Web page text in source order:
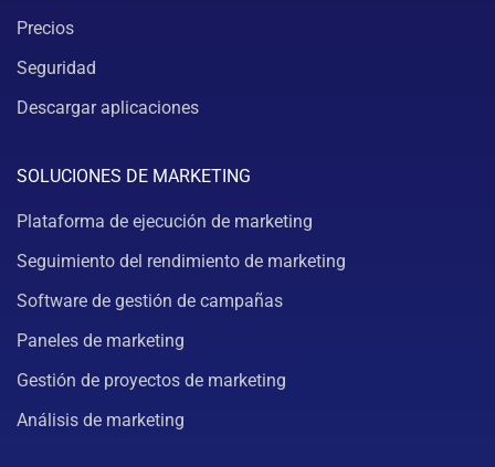
Precios
Seguridad
Descargar aplicaciones
SOLUCIONES DE MARKETING
Plataforma de ejecución de marketing
Seguimiento del rendimiento de marketing
Software de gestión de campañas
Paneles de marketing
Gestión de proyectos de marketing
Análisis de marketing